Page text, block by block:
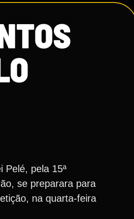
Pelé, pela 15ª
se preparara para
na quarta-feira